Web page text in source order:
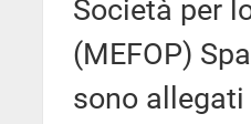
Società per
(MEFOP)
sono